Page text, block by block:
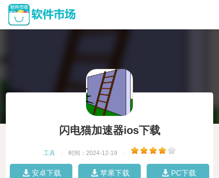
闪电猫加速器ios下载
工具 时间：2024-12-19
安卓下载 苹果下载 PC下载